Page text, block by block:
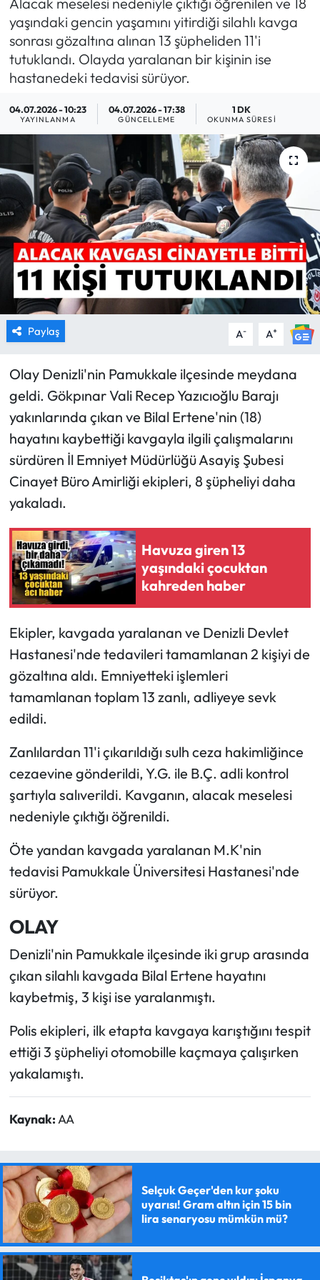
yaşındaki gencin yaşamını yitirdiği silahlı kavga
sonrası gözaltına alınan 13 şüpheliden 11'i
tutuklandı. Olayda yaralanan bir kişinin ise
hastanedeki tedavisi sürüyor.
04.07.2026 - 10:23
YAYINLANMA
04.07.2026 - 17:38
GÜNCELLEME
1 DK
OKUNMA SÜRESI
Paylaş A- A+
Olay Denizli'nin Pamukkale ilçesinde meydana
geldi. Gökpınar Vali Recep Yazıcıoğlu Barajı
yakınlarında çıkan ve Bilal Ertene'nin (18)
hayatını kaybettiği kavgayla ilgili çalışmalarını
sürdüren İl Emniyet Müdürlüğü Asayiş Şubesi
Cinayet Büro Amirliği ekipleri, 8 şüpheliyi daha
yakaladı.
Havuza giren 13
yaşındaki çocuktan
kahreden haber
Ekipler, kavgada yaralanan ve Denizli Devlet
Hastanesi'nde tedavileri tamamlanan 2 kişiyi de
gözaltına aldı. Emniyetteki işlemleri
tamamlanan toplam 13 zanlı, adliyeye sevk
edildi.
Zanlılardan 11'i çıkarıldığı sulh ceza hakimliğince
cezaevine gönderildi, Y.G. ile B.Ç. adli kontrol
şartıyla salıverildi. Kavganın, alacak meselesi
nedeniyle çıktığı öğrenildi.
Öte yandan kavgada yaralanan M.K'nin
tedavisi Pamukkale Üniversitesi Hastanesi'nde
sürüyor.
OLAY
Denizli'nin Pamukkale ilçesinde iki grup arasında
çıkan silahlı kavgada Bilal Ertene hayatını
kaybetmiş, 3 kişi ise yaralanmıştı.
Polis ekipleri, ilk etapta kavgaya karıştığını tespit
ettiği 3 şüpheliyi otomobille kaçmaya çalışırken
yakalamıştı.
Kaynak:AA
Selçuk Geçer'den kur şoku
uyarısı! Gram altın için 15 bin
lira senaryosu mümkün mü?
MAGAZİN
SAĞLIK
SPOR
TARIM
TURİZM
YAŞAM
RESMİ İLANLAR
HABER İLAN